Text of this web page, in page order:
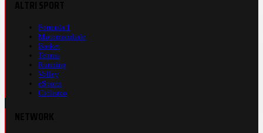
Formula 1
Motomondiale
Basket
Tennis
Running
Volley
eSports
Ciclismo